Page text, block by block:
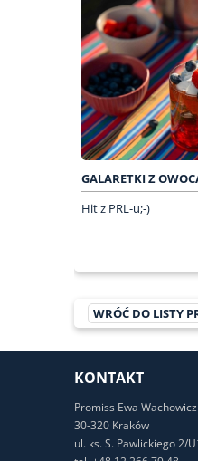
GALARETKI Z
Hit z PRL-u;-)
WRÓĆ DO LISTY
KONTAKT
Promiss Ewa Wachowicz
30-320 Kraków
ul. ks. S. Pawlickiego 2/